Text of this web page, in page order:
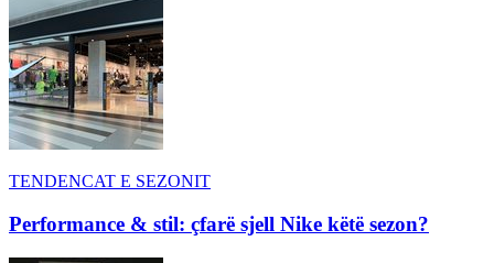
TENDENCAT E SEZONIT
Performance & stil: çfarë sjell Nike këtë sezon?